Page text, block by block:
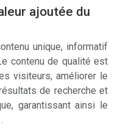
ajoutée du
unique, informatif
contenu de qualité est
visiteurs, améliorer le
de recherche et
garantissant ainsi le
.